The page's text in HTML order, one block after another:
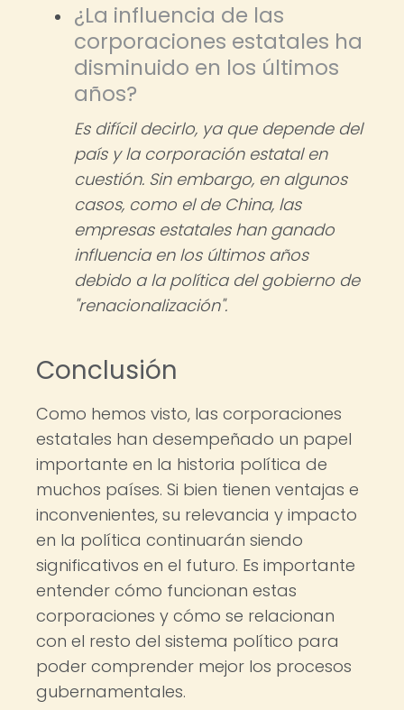
¿La influencia de las
corporaciones estatales ha
disminuido en los últimos
años?
Es difícil decirlo, ya que depende del
país y la corporación estatal en
cuestión. Sin embargo, en algunos
casos, como el de China, las
empresas estatales han ganado
influencia en los últimos años
debido a la política del gobierno de
"renacionalización".
Conclusión
Como hemos visto, las corporaciones
estatales han desempeñado un papel
importante en la historia política de
muchos países. Si bien tienen ventajas e
inconvenientes, su relevancia y impacto
en la política continuarán siendo
significativos en el futuro. Es importante
entender cómo funcionan estas
corporaciones y cómo se relacionan
con el resto del sistema político para
poder comprender mejor los procesos
gubernamentales.